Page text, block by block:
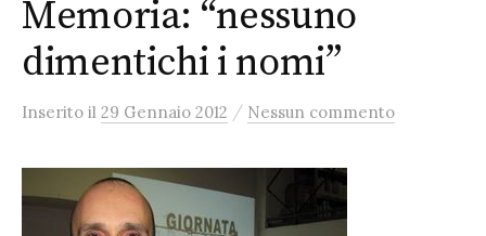
Memoria: “nessuno
dimentichi i nomi”
Inserito il 29 Gennaio 2012 / Nessun commento